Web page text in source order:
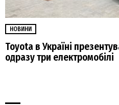
НОВИНИ
Toyota в Україні
одразу три електромобілі